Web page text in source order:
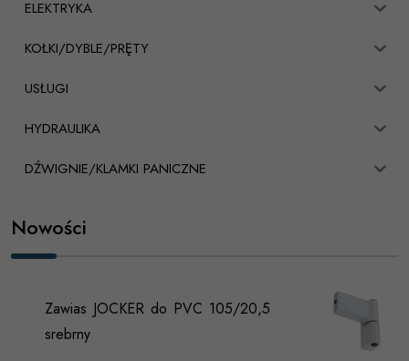
ELEKTRYKA
KOŁKI/DYBLE/PRĘTY
USŁUGI
HYDRAULIKA
DŹWIGNIE/KLAMKI PANICZNE
Nowości
Zawias JOCKER do PVC 105/20,5
srebrny